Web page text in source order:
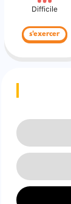
Difficile
s'exercer